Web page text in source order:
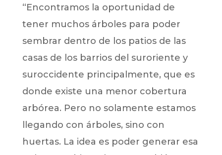
“Encontramos la oportunidad de
tener muchos árboles para poder
sembrar dentro de los patios de las
casas de los barrios del suroriente y
suroccidente principalmente, que es
donde existe una menor cobertura
arbórea. Pero no solamente estamos
llegando con árboles, sino con
huertas. La idea es poder generar esa